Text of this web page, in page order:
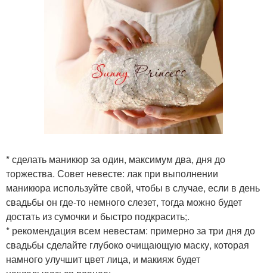
* сделать маникюр за один, максимум два, дня до
торжества. Совет невесте: лак при выполнении
маникюра используйте свой, чтобы в случае, если в день
свадьбы он где-то немного слезет, тогда можно будет
достать из сумочки и быстро подкрасить;.
* рекомендация всем невестам: примерно за три дня до
свадьбы сделайте глубоко очищающую маску, которая
намного улучшит цвет лица, и макияж будет